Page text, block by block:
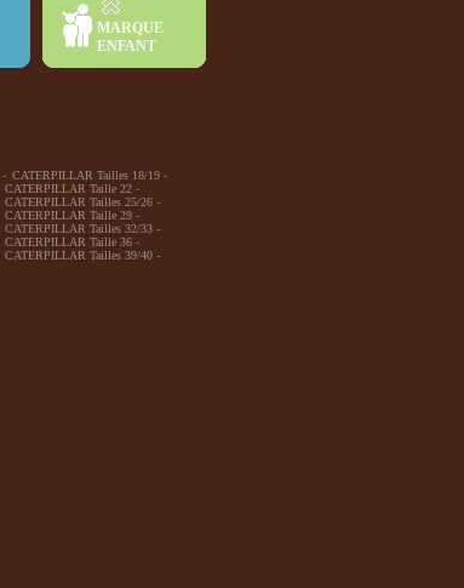
MARQUE
ENFANT
- CATERPILLAR Tailles 18/19 -
CATERPILLAR Taille 22 -
CATERPILLAR Tailles 25/26 -
CATERPILLAR Taille 29 -
CATERPILLAR Tailles 32/33 -
CATERPILLAR Taille 36 -
CATERPILLAR Tailles 39/40 -